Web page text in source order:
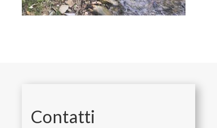
Contatti